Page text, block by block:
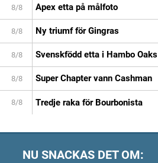
8/8 Apex etta på målfoto
8/8 Ny triumf för Gingras
8/8 Svenskfödd etta i Hambo Oaks
8/8 Super Chapter vann Cashman
8/8 Tredje raka för Bourbonista
NU SNACKAS DET OM: